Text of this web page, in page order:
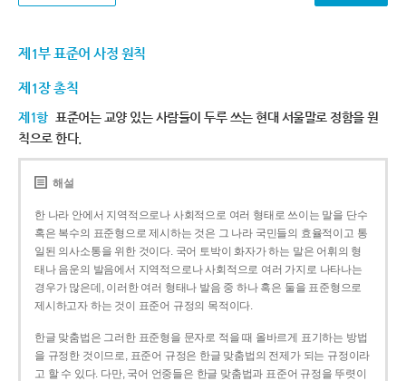
제1부 표준어 사정 원칙
제1장 총칙
제1항 표준어는 교양 있는 사람들이 두루 쓰는 현대 서울말로 정함을 원
칙으로 한다.
해설
한 나라 안에서 지역적으로나 사회적으로 여러 형태로 쓰이는 말을 단수
혹은 복수의 표준형으로 제시하는 것은 그 나라 국민들의 효율적이고 통
일된 의사소통을 위한 것이다. 국어 토박이 화자가 하는 말은 어휘의 형
태나 음운의 발음에서 지역적으로나 사회적으로 여러 가지로 나타나는
경우가 많은데, 이러한 여러 형태나 발음 중 하나 혹은 둘을 표준형으로
제시하고자 하는 것이 표준어 규정의 목적이다.
한글 맞춤법은 그러한 표준형을 문자로 적을 때 올바르게 표기하는 방법
을 규정한 것이므로, 표준어 규정은 한글 맞춤법의 전제가 되는 규정이라
고 할 수 있다. 다만, 국어 언중들은 한글 맞춤법과 표준어 규정을 뚜렷이